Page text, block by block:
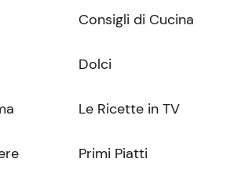
Consigli di Cucina
Dolci
Le Ricette in TV
Primi Piatti